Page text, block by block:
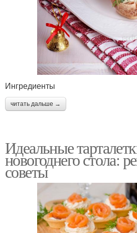
Ингредиенты
читать дальше →
Идеальные
новогоднего стола:
советы